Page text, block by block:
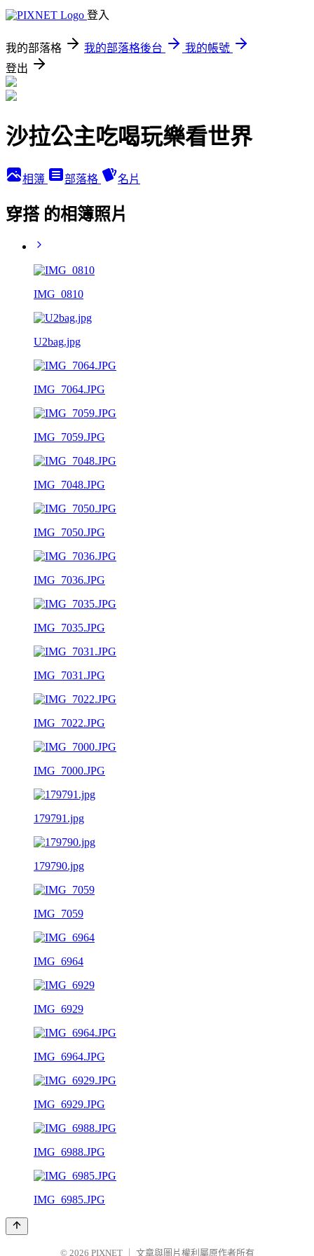
登入
我的部落格 我的部落格後台
我的帳號
登出
沙拉公主吃喝玩樂看世界
相簿 部落格 名片
穿搭 的相簿照片
IMG_0810
U2bag.jpg
IMG_7064.JPG
IMG_7059.JPG
IMG_7048.JPG
IMG_7050.JPG
IMG_7036.JPG
IMG_7035.JPG
IMG_7031.JPG
IMG_7022.JPG
IMG_7000.JPG
179791.jpg
179790.jpg
IMG_7059
IMG_6964
IMG_6929
IMG_6964.JPG
IMG_6929.JPG
IMG_6988.JPG
IMG_6985.JPG
© 2026 PIXNET 文章與圖片權利屬原作者所有